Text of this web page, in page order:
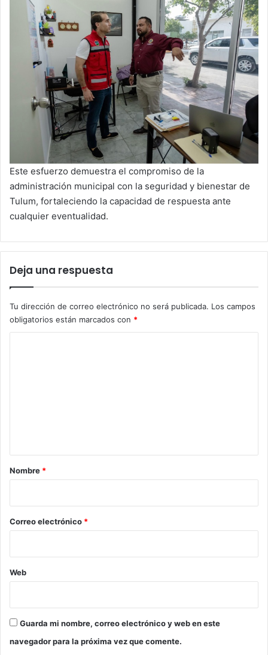
Este esfuerzo demuestra el compromiso de la
administración municipal con la seguridad y bienestar de
Tulum, fortaleciendo la capacidad de respuesta ante
cualquier eventualidad.
Deja una respuesta
Tu dirección de correo electrónico no será publicada. Los campos
obligatorios están marcados con *
r
*
Nombre *
Correo electrónico *
Web
Guarda mi nombre, correo electrónico y web en este
navegador para la próxima vez que comente.